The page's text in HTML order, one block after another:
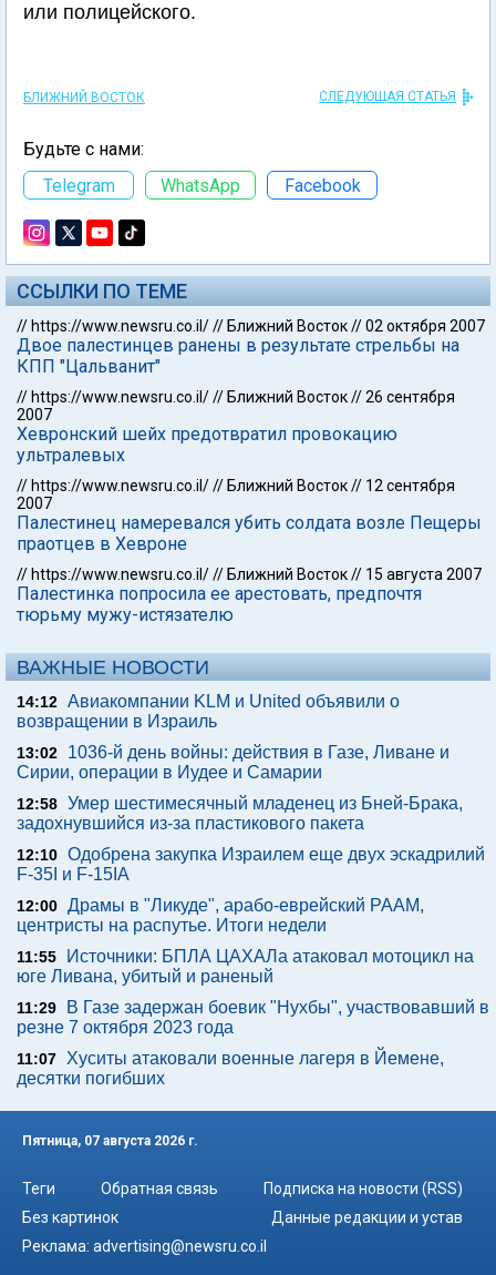
или полицейского.
БЛИЖНИЙ ВОСТОК СЛЕДУЮЩАЯ СТАТЬЯ
Будьте с нами:
Telegram
WhatsApp Facebook
ССЫЛКИ ПО ТЕМЕ
// https://www.newsru.co.il/// Ближний Восток//02 октября 2007
Двое палестинцев ранены в результате стрельбы на
КПП "Цальванит"
// https://www.newsru.co.il/// Ближний Восток//26 сентября
2007
Хевронский шейх предотвратил провокацию
ультралевых
// https://www.newsru.co.il/// Ближний Восток// 12 сентября
2007
Палестинец намеревался убить солдата возле Пещеры
праотцев в Хевроне
// https://www.newsru.co.il/// Ближний Восток// 15 августа 2007
Палестинка попросила ее арестовать, предпочтя
тюрьму мужу-истязателю
ВАЖНЫЕ НОВОСТИ
14:12 Авиакомпании KLM и United объявили о
возвращении в Израиль
13:02
1036-й день войны: действия в Газе, Ливане и
Сирии, операции в Иудее и Самарии
12:58 Умер шестимесячный младенец из Бней-Брака,
задохнувшийся из-за пластикового пакета
12:10 Одобрена закупка Израилем еще двух эскадрилий
F-35I и F-15IA
12:00 Драмы в "Ликуде", арабо-еврейский РААМ,
центристы на распутье. Итоги недели
11:55
Источники: БПЛА ЦАХАЛа атаковал мотоцикл на
юге Ливана, убитый и раненый
11:29
В Газе задержан боевик "Нухбы", участвовавший в
резне 7 октября 2023 года
11:07
Хуситы атаковали военные лагеря в Йемене,
десятки погибших
Пятница, 07 августа 2026 г.
Теги Обратная связь
Подписка на новости (RSS)
Без картинок
Данные редакции и устав
Реклама: advertising@newsru.co.il